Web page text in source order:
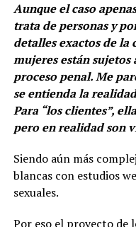
Aunque el caso
trata de personas y
detalles exactos de la
mujeres están
proceso penal. Me
se entienda la
Para “los clientes”,
pero en realidad son
Siendo aún más
blancas con estudios
sexuales.
Por eso el proyecto de